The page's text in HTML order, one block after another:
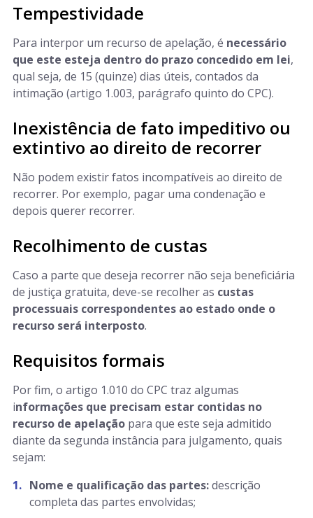
Tempestividade
Para interpor um recurso de apelação, é necessário
que este esteja dentro do prazo concedido em lei,
qual seja, de 15 (quinze) dias úteis, contados da
intimação (artigo 1.003, parágrafo quinto do CPC).
Inexistência de fato impeditivo ou
extintivo ao direito de recorrer
Não podem existir fatos incompatíveis ao direito de
recorrer. Por exemplo, pagar uma condenação e
depois querer recorrer.
Recolhimento de custas
Caso a parte que deseja recorrer não seja beneficiária
de justiça gratuita, deve-se recolher as custas
processuais correspondentes ao estado onde o
recurso será interposto.
Requisitos formais
Por fim, o artigo 1.010 do CPC traz algumas
informações que precisam estar contidas no
recurso de apelação para que este seja admitido
diante da segunda instância para julgamento, quais
sejam:
Nome e qualificação das partes:descrição
completa das partes envolvidas;